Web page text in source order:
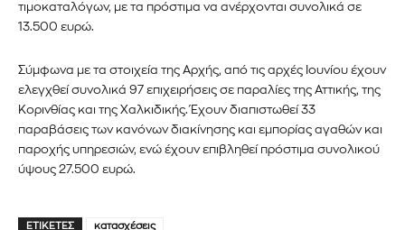
τιμοκαταλόγων, με τα πρόστιμα να ανέρχονται συνολικά σε
13.500 ευρώ.
Σύμφωνα με τα στοιχεία της Αρχής, από τις αρχές Ιουνίου έχουν
ελεγχθεί συνολικά 97 επιχειρήσεις σε παραλίες της Αττικής, της
Κορινθίας και της Χαλκιδικής. Έχουν διαπιστωθεί 33
παραβάσεις των κανόνων διακίνησης και εμπορίας αγαθών και
παροχής υπηρεσιών, ενώ έχουν επιβληθεί πρόστιμα συνολικού
ύψους 27.500 ευρώ.
ΕΤΙΚΈΤΕΣ κατασχέσεις